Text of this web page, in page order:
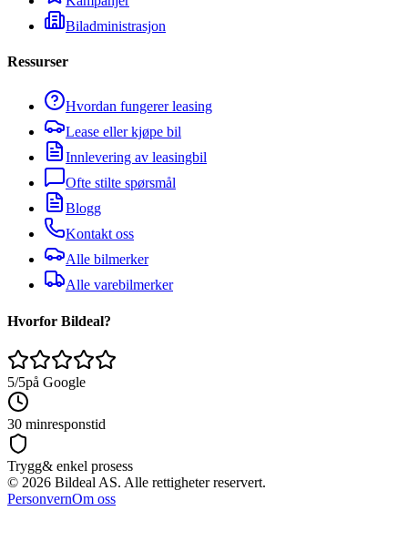
Biladministrasjon
Ressurser
Hvordan fungerer leasing
Lease eller kjøpe bil
Innlevering av leasingbil
Ofte stilte spørsmål
Blogg
Kontakt oss
Alle bilmerker
Alle varebilmerker
Hvorfor Bildeal?
5/5på Google
30 minresponstid
Trygg& enkel prosess
© 2026 Bildeal AS. Alle rettigheter reservert.
PersonvernOm oss